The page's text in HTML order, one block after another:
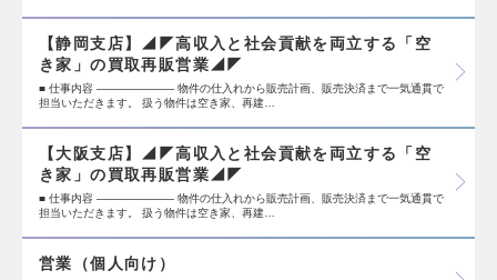
【静岡支店】◢◤高収入と社会貢献を両立する「空
き家」の買取再販営業◢◤
■ 仕事内容 ────────── 物件の仕入れから販売計画、販売決済まで一気通貫で
担当いただきます。 扱う物件は空き家、再建…
【大阪支店】◢◤高収入と社会貢献を両立する「空
き家」の買取再販営業◢◤
■ 仕事内容 ────────── 物件の仕入れから販売計画、販売決済まで一気通貫で
担当いただきます。 扱う物件は空き家、再建…
営業（個人向け）